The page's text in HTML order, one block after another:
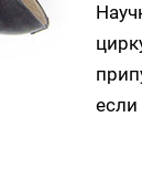
если